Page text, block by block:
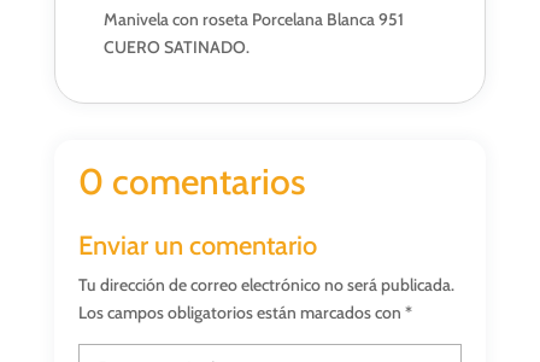
Manivela con roseta Porcelana Blanca 951
CUERO SATINADO.
0 comentarios
Enviar un comentario
Tu dirección de correo electrónico no será publicada.
Los campos obligatorios están marcados con *